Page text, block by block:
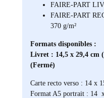
FAIRE-PART
FAIRE-PART
370 g/m²
Formats disponibles :
Livret : 14,5 x 29,4 cm
(Fermé)
Carte recto verso : 14 x
Format A5 portrait : 14